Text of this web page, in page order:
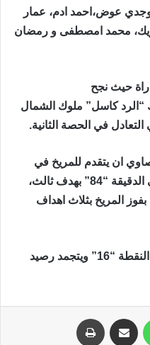
وجدي عوض،احمد ادم، عمار
محمد امصطفى و رمضان
“الرد كاسل” ملوك الشمال
في الحصة الثانية.
ان يتقدم للمريخ في
الدقيقة “81” ويعزز فوز المريخ في الدقيقة “84” بهدف ثالث،
المريخ بثلاث اهداف
وبالنتيجة يرتفع المريخ برصيده إلى النقطة “16” ويتجمد رصيد
واتساب